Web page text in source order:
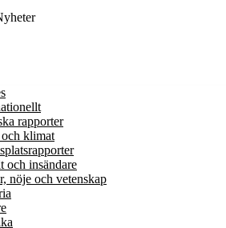
rapporter
klimat
och insändare
nöje och vetenskap